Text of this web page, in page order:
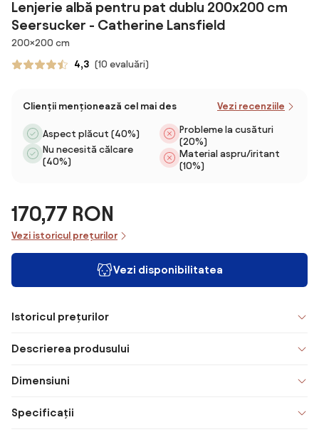
Lenjerie albă pentru pat dublu 200x200 cm
Seersucker - Catherine Lansfield
Dimensiuni
200×200 cm
4,3 (10 evaluări)
Clienții menționează cel mai des Vezi recenziile
Aspect plăcut (40%)
Nu necesită călcare
(40%)
Probleme la cusături
(20%)
Material aspru/iritant
(10%)
170,77 RON
Vezi istoricul prețurilor
Vezi disponibilitatea
Istoricul prețurilor
Descrierea produsului
Dimensiuni
Specificații